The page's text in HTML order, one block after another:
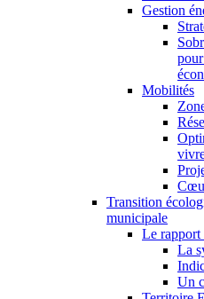
Gestion
Mobilités
Transition
municipale
Le rapport
La
Un